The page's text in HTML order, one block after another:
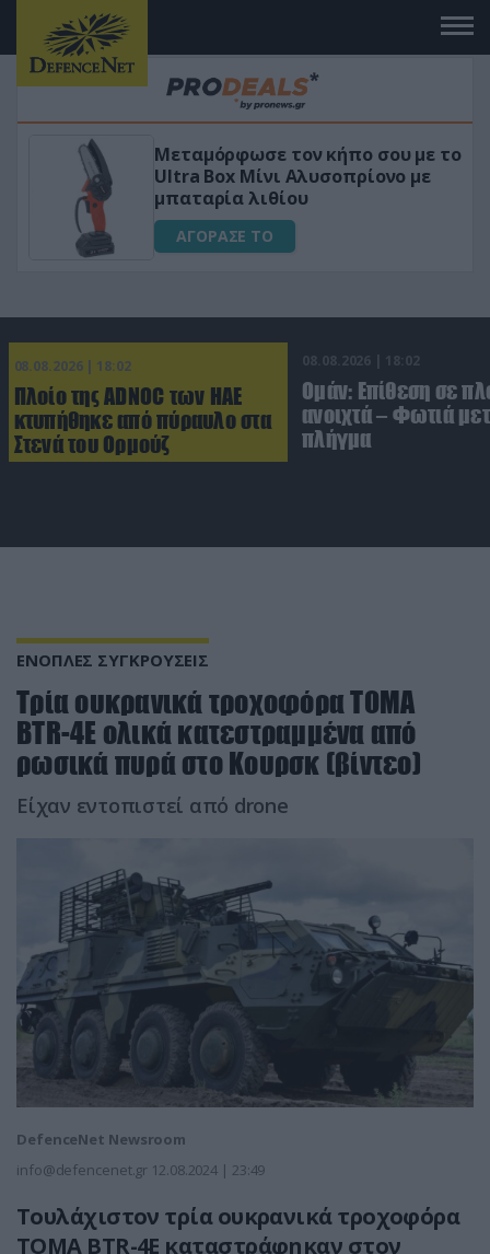
«Μαγική» φόρμουλα τριβόλι +
για αύξηση της λίμπιντο
ΑΓΟΡΑΣΕ ΤΟ
08.08.2026 | 18:02
Πλοίο της ADNOC των ΗΑΕ
κτυπήθηκε από πύραυλο στα
Στενά του Ορμούζ
08.08.2026 | 18:02
Ομάν: Επίθεση σε
ανοιχτά – Φωτιά
πλήγμα
ΕΝΟΠΛΕΣ ΣΥΓΚΡΟΥΣΕΙΣ
Τρία ουκρανικά τροχοφόρα ΤΟΜΑ
BTR-4E ολικά κατεστραμμένα από
ρωσικά πυρά στο Κουρσκ (βίντεο)
Είχαν εντοπιστεί από drone
DefenceNet Newsroom
info@defencenet.gr 12.08.2024 | 23:49
Τουλάχιστον τρία ουκρανικά τροχοφόρα
ΤΟΜΑ BTR-4E καταστράφηκαν στον